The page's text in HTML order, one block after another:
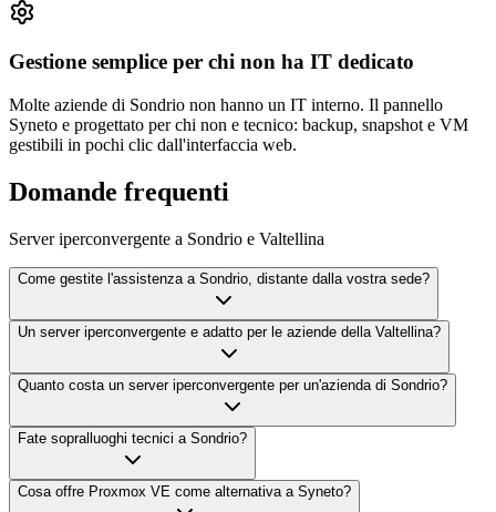
Gestione semplice per chi non ha IT dedicato
Molte aziende di Sondrio non hanno un IT interno. Il pannello
Syneto e progettato per chi non e tecnico: backup, snapshot e VM
gestibili in pochi clic dall'interfaccia web.
Domande frequenti
Server iperconvergente a Sondrio e Valtellina
Come gestite l'assistenza a Sondrio, distante dalla vostra sede?
Un server iperconvergente e adatto per le aziende della Valtellina?
Quanto costa un server iperconvergente per un'azienda di Sondrio?
Fate sopralluoghi tecnici a Sondrio?
Cosa offre Proxmox VE come alternativa a Syneto?